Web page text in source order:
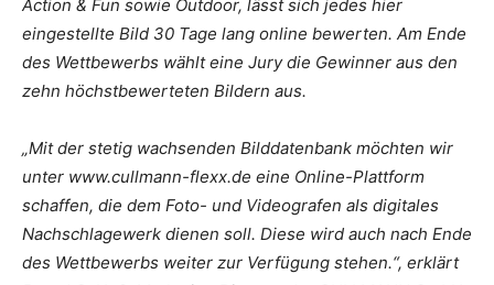
Action & Fun sowie Outdoor, lässt sich jedes hier
eingestellte Bild 30 Tage lang online bewerten. Am Ende
des Wettbewerbs wählt eine Jury die Gewinner aus den
zehn höchstbewerteten Bildern aus.
„Mit der stetig wachsenden Bilddatenbank möchten wir
unter www.cullmann-flexx.de eine Online-Plattform
schaffen, die dem Foto- und Videografen als digitales
Nachschlagewerk dienen soll. Diese wird auch nach Ende
des Wettbewerbs weiter zur Verfügung stehen.“, erklärt